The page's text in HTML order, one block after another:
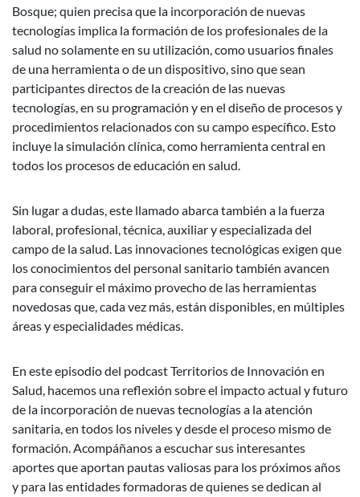
Bosque; quien precisa que la incorporación de nuevas
tecnologías implica la formación de los profesionales de la
salud no solamente en su utilización, como usuarios finales
de una herramienta o de un dispositivo, sino que sean
participantes directos de la creación de las nuevas
tecnologías, en su programación y en el diseño de procesos y
procedimientos relacionados con su campo específico. Esto
incluye la simulación clínica, como herramienta central en
todos los procesos de educación en salud.
Sin lugar a dudas, este llamado abarca también a la fuerza
laboral, profesional, técnica, auxiliar y especializada del
campo de la salud. Las innovaciones tecnológicas exigen que
los conocimientos del personal sanitario también avancen
para conseguir el máximo provecho de las herramientas
novedosas que, cada vez más, están disponibles, en múltiples
áreas y especialidades médicas.
En este episodio del podcast Territorios de Innovación en
Salud, hacemos una reflexión sobre el impacto actual y futuro
de la incorporación de nuevas tecnologías a la atención
sanitaria, en todos los niveles y desde el proceso mismo de
formación. Acompáñanos a escuchar sus interesantes
aportes que aportan pautas valiosas para los próximos años
y para las entidades formadoras de quienes se dedican al